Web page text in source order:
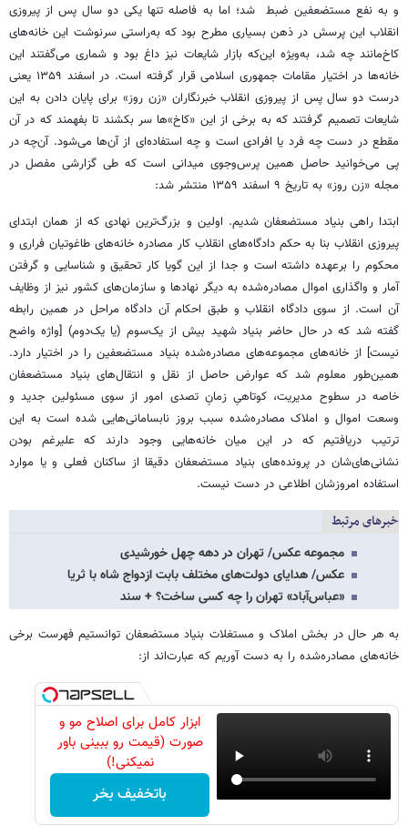
و به نفع مستضعفین ضبط شد؛ اما به فاصله تنها یکی دو سال پس از پیروزی
انقلاب این پرسش در ذهن بسیاری مطرح بود که به‌راستی سرنوشت این خانه‌های
کاخ‌مانند چه شد، به‌ویژه این‌که بازار شایعات نیز داغ بود و شماری می‌گفتند این
خانه‌ها در اختیار مقامات جمهوری اسلامی قرار گرفته است. در اسفند ۱۳۵۹ یعنی
درست دو سال پس از پیروزی انقلاب خبرنگاران «زن روز» برای پایان دادن به این
شایعات تصمیم گرفتند که به برخی از این «کاخ‌»ها سر بکشند تا بفهمند که در آن
مقطع در دست چه فرد یا افرادی است و چه استفاده‌ای از آن‌ها می‌شود. آن‌چه در
پی می‌خوانید حاصل همین پرس‌وجوی میدانی است که طی گزارشی مفصل در
مجله «زن روز» به تاریخ ۹ اسفند ۱۳۵۹ منتشر شد:
ابتدا راهی بنیاد مستضعفان شدیم. اولین و بزرگ‌ترین نهادی که از همان ابتدای
پیروزی انقلاب بنا به حکم دادگاه‌های انقلاب کار مصادره خانه‌های طاغوتیان فراری و
محکوم را برعهده داشته است و جدا از این گویا کار تحقیق و شناسایی و گرفتن
آمار و واگذاری اموال مصادره‌شده به دیگر نهادها و سازمان‌های کشور نیز از وظایف
آن است. از سوی دادگاه انقلاب و طبق احکام آن دادگاه مراحل در همین رابطه
گفته شد که در حال حاضر بنیاد شهید بیش از یک‌سوم (یا یک‌دوم) [واژه واضح
نیست] از خانه‌های مجموعه‌های مصادره‌شده بنیاد مستضعفین را در اختیار دارد.
همین‌طور معلوم شد که عوارض حاصل از نقل و انتقال‌های بنیاد مستضعفان
خاصه در سطوح مدیریت، کوتاهیِ زمانِ تصدی امور از سوی مسئولین جدید و
وسعت اموال و املاک مصادره‌شده سبب بروز نابسامانی‌هایی شده است به این
ترتیب دریافتیم که در این میان خانه‌هایی وجود دارند که علیرغم بودن
نشانی‌های‌شان در پرونده‌های بنیاد مستضعفان دقیقا از ساکنان فعلی و یا موارد
استفاده امروزشان اطلاعی در دست نیست.
خبرهای مرتبط
مجموعه عکس/ تهران در دهه‌ چهل خورشیدی
عکس/ هدایای دولت‌های مختلف بابت ازدواج شاه با ثریا
«عباس‌آباد» تهران را چه کسی ساخت؟ + سند
به هر حال در بخش املاک و مستغلات بنیاد مستضعفان توانستیم فهرست برخی
خانه‌های مصادره‌شده را به دست آوریم که عبارت‌اند از:
ابزار کامل برای اصلاح مو و
صورت (قیمت رو ببینی باور
نمیکنی!)
باتخفیف بخر